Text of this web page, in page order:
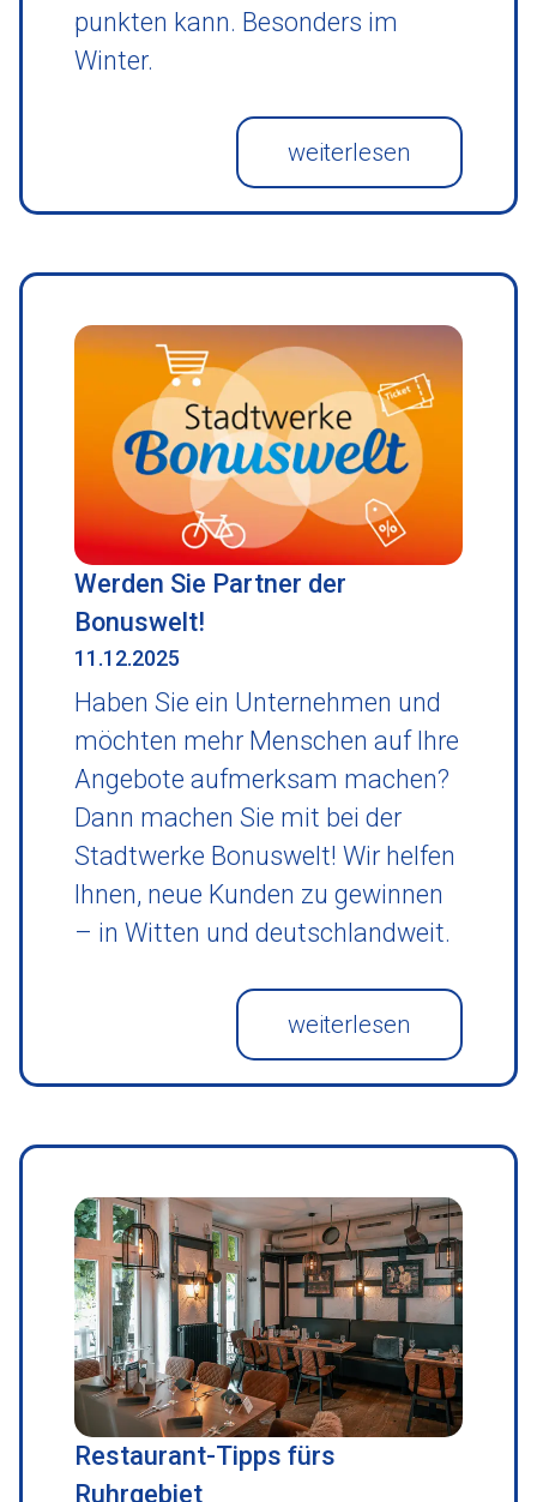
punkten kann. Besonders im
Winter.
weiterlesen
Werden Sie Partner der
Bonuswelt!
11.12.2025
Haben Sie ein Unternehmen und
möchten mehr Menschen auf Ihre
Angebote aufmerksam machen?
Dann machen Sie mit bei der
Stadtwerke Bonuswelt! Wir helfen
Ihnen, neue Kunden zu gewinnen
– in Witten und deutschlandweit.
weiterlesen
Restaurant-Tipps fürs
Ruhrgebiet